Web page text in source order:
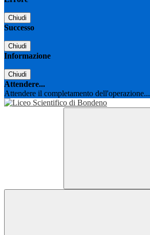
Chiudi
Successo
Chiudi
Informazione
Chiudi
Attendere...
Attendere il completamento dell'operazione...